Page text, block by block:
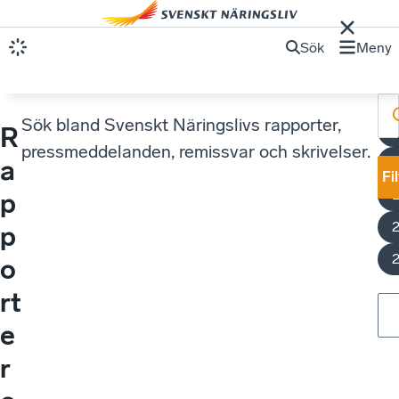
Sök Meny
R
a
p
p
o
rt
e
r
Sök bland Svenskt Näringslivs rapporter,
pressmeddelanden, remissvar och skrivelser.